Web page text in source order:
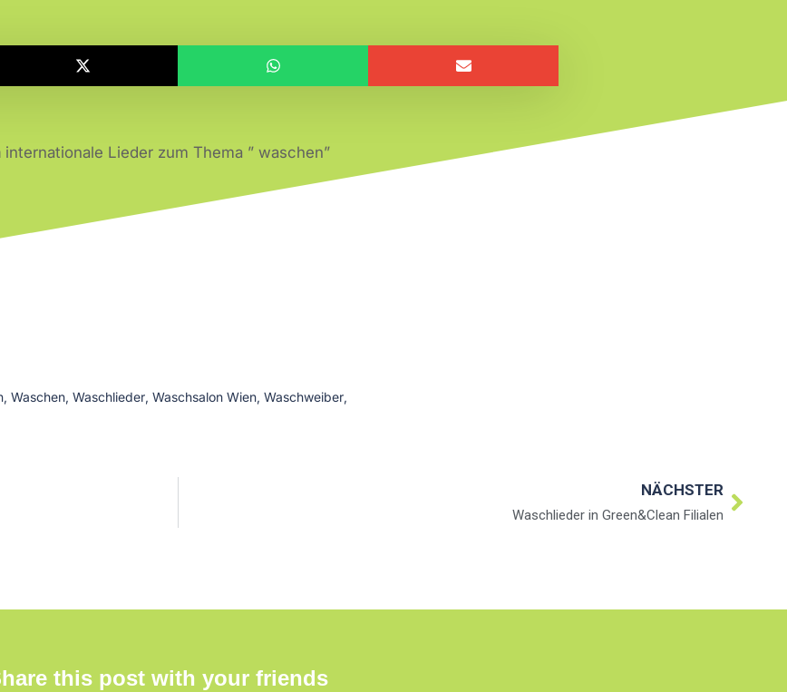
internationale Lieder zum Thema ” waschen”
, Waschen, Waschlieder, Waschsalon Wien, Waschweiber,
NÄCHSTER
Waschlieder in Green&Clean Filialen
this post with your friends